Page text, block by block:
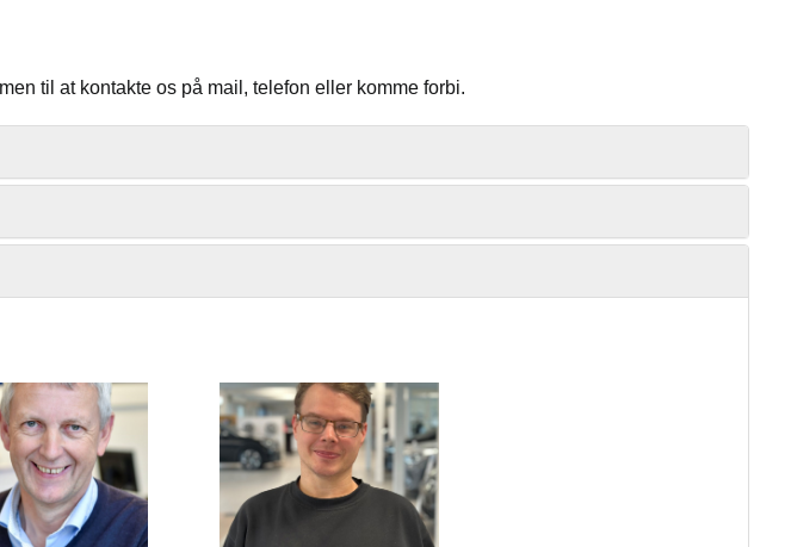
til at kontakte os på mail, telefon eller komme forbi.